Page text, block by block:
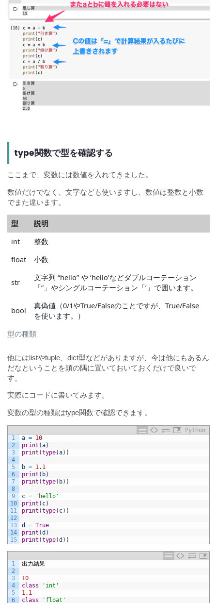
type関数で型を確認する
ここまで、変数には数値を入れてきました。
数値だけでなく、文字なども使いますし、数値は整数と小数
でまた違います。
型の種類
型
説明
int
整数
float
小数
str
文字列 “hello” や ‘hello’などダブルコーテーション
「”」やシングルコーテーション「’」で囲います。
bool
真偽値（0/1やTrue/Falseのことですが、True/False
を使います。）
他にはlistやtuple、dict型などがありますが、今は他にもあるん
だなということを頭の隅に置いておいておくだけで良いで
す。
実際にコードに書いてみます。
変数の型の種類はtype関数で確認できます。
Python
1
2
3
4
5
6
7
8
9
10
11
12
13
14
15
a =
10
print (a)
print (type(a) )
b =
1.1
print ( b)
print (type( b) )
c =
'hello'
print ( c)
print (type( c) )
d = True
print (d )
print (type(d ) )
1
2
3
4
5
6
出力結果
10
class
'int'
1.1
class
'float'